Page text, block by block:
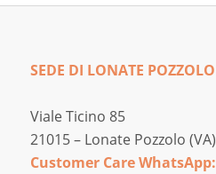
SEDE DI LONATE POZZOLO
Viale Ticino 85
21015 – Lonate Pozzolo (VA)
Customer Care WhatsApp: